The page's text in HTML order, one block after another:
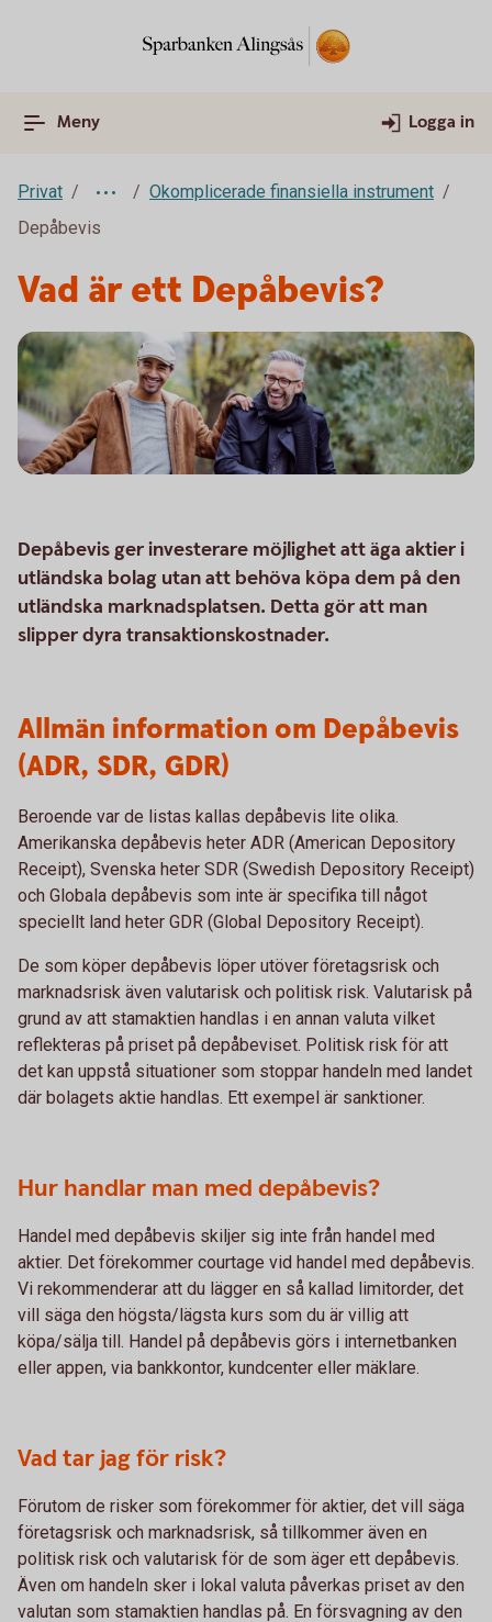
Meny Logga in
Privat
Okomplicerade finansiella instrument
Depåbevis
Vad är ett Depåbevis?
Depåbevis ger investerare möjlighet att äga aktier i
utländska bolag utan att behöva köpa dem på den
utländska marknadsplatsen. Detta gör att man
slipper dyra transaktionskostnader.
Allmän information om Depåbevis
(ADR, SDR, GDR)
Beroende var de listas kallas depåbevis lite olika.
Amerikanska depåbevis heter ADR (American Depository
Receipt), Svenska heter SDR (Swedish Depository Receipt)
och Globala depåbevis som inte är specifika till något
speciellt land heter GDR (Global Depository Receipt).
De som köper depåbevis löper utöver företagsrisk och
marknadsrisk även valutarisk och politisk risk. Valutarisk på
grund av att stamaktien handlas i en annan valuta vilket
reflekteras på priset på depåbeviset. Politisk risk för att
det kan uppstå situationer som stoppar handeln med landet
där bolagets aktie handlas. Ett exempel är sanktioner.
Hur handlar man med depåbevis?
Handel med depåbevis skiljer sig inte från handel med
aktier. Det förekommer courtage vid handel med depåbevis.
Vi rekommenderar att du lägger en så kallad limitorder, det
vill säga den högsta/lägsta kurs som du är villig att
köpa/sälja till. Handel på depåbevis görs i internetbanken
eller appen, via bankkontor, kundcenter eller mäklare.
Vad tar jag för risk?
Förutom de risker som förekommer för aktier, det vill säga
företagsrisk och marknadsrisk, så tillkommer även en
politisk risk och valutarisk för de som äger ett depåbevis.
Även om handeln sker i lokal valuta påverkas priset av den
valutan som stamaktien handlas på. En försvagning av den